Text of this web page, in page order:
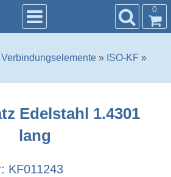
0
» ISO-KF »
Edelstahl 1.4301
lang
KF011243